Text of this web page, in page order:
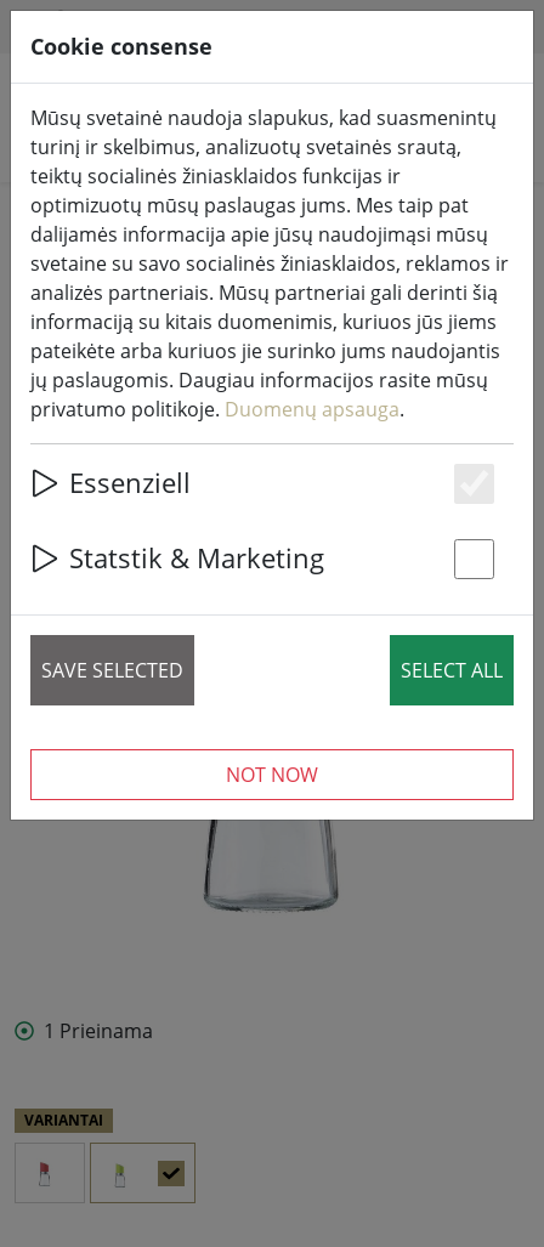
Ieškoti produktų
Home %Pardavimas
Zone prieskonių malūnėlis
"Confetti" 6,5 x 15,5 cm kalkės
1 Prieinama
VARIANTAI
Cookie consense
Mūsų svetainė naudoja slapukus, kad suasmenintų
turinį ir skelbimus, analizuotų svetainės srautą,
teiktų socialinės žiniasklaidos funkcijas ir
optimizuotų mūsų paslaugas jums. Mes taip pat
dalijamės informacija apie jūsų naudojimąsi mūsų
svetaine su savo socialinės žiniasklaidos, reklamos ir
analizės partneriais. Mūsų partneriai gali derinti šią
informaciją su kitais duomenimis, kuriuos jūs jiems
pateikėte arba kuriuos jie surinko jums naudojantis
jų paslaugomis. Daugiau informacijos rasite mūsų
privatumo politikoje. Duomenų apsauga.
Essenziell
Statstik & Marketing
SAVE SELECTED SELECT ALL
NOT NOW